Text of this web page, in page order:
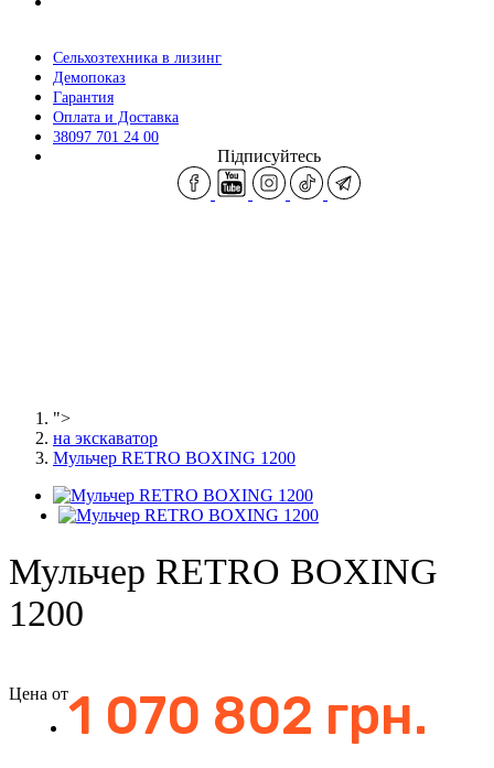
Сельхозтехника в лизинг
Демопоказ
Гарантия
Оплата и Доставка
38097 701 24 00
Підписуйтесь
">
на экскаватор
Мульчер RETRO BOXING 1200
Мульчер RETRO BOXING
1200
Цена от1 070 802 грн.